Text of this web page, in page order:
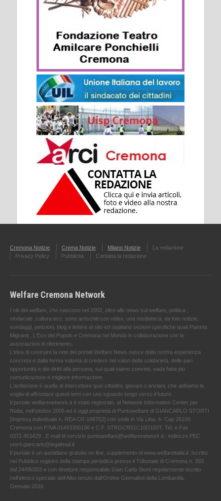
Cremona Notizie Crema Notizie Milano Notizie
La redazione
Privacy Policy
Pubblicità Contatta la redazione
Welfare Cremona Network
I siti del welfare, che nascono nel 2002, oltre alle news sul welfare, politica ,
sindacale ,cultura ecc. sono arricchiti con video, una mediateca, da foto notizie,
sondaggi, petizioni, blog e lettere al sito ed ospitano sezioni specifiche quali Pianeta
Migranti , L'Eco del Popolo e Cremona nel Mondo in collaborazione con le
associazioni di riferimento.
L'idea di costruire la rete dei portali Welfare News nasce dalla nostra esperienza
concreta e dalla ferma volontà di credere nei valori della solidarietà, delle pari
opportunità e dei diritti alla persona, sui quali siamo convinti, vada fatta più
comunicazione e migliore informazione.
L'ambizione è quella di intercettare quei cittadini, giovani o anziani, che abbiamo la
voglia di affrontare questi temi con uno sguardo lungo verso il futuro.
Il portale welfarenetwork.it è stato registrato, al Network Information Center per
l'Italia, nell’ottobre 2005 ed è oggi proprietà di Puntowelfare di GIANCARLO STORTI
[Impresa individuale n. REA CR-188702] con sede in Via Litta, 4- Cap 26100
Cremona con P.IVA 01493300196 e C.F. STRGCR51C10D150T. Tel. e Fax
0372.453429 . E-mail di servizio puntowelfare@welfarenetwork.it ; indirizzo PEC
storti.giancarlo@legalmail.it
Il portale è un quotidiano gratuito on line, supplemento di www.welfareitalia.it ,Iscritto
nel Pubblico registro della stampa periodica presso il Tribunale di Cremona n. 393
dal 24/09/203 e con direttore responsabile Gian Carlo Storti regolarmente iscritto
nell’elenco speciale dell’Albo tenuto dall’Ordine Giornalisti della Lombardia.
Gennaio 2016